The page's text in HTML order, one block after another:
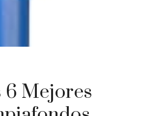
6 Mejores